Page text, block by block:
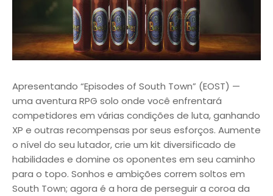
Apresentando “Episodes of South Town” (EOST) —
uma aventura RPG solo onde você enfrentará
competidores em várias condições de luta, ganhando
XP e outras recompensas por seus esforços. Aumente
o nível do seu lutador, crie um kit diversificado de
habilidades e domine os oponentes em seu caminho
para o topo. Sonhos e ambições correm soltos em
South Town; agora é a hora de perseguir a coroa da